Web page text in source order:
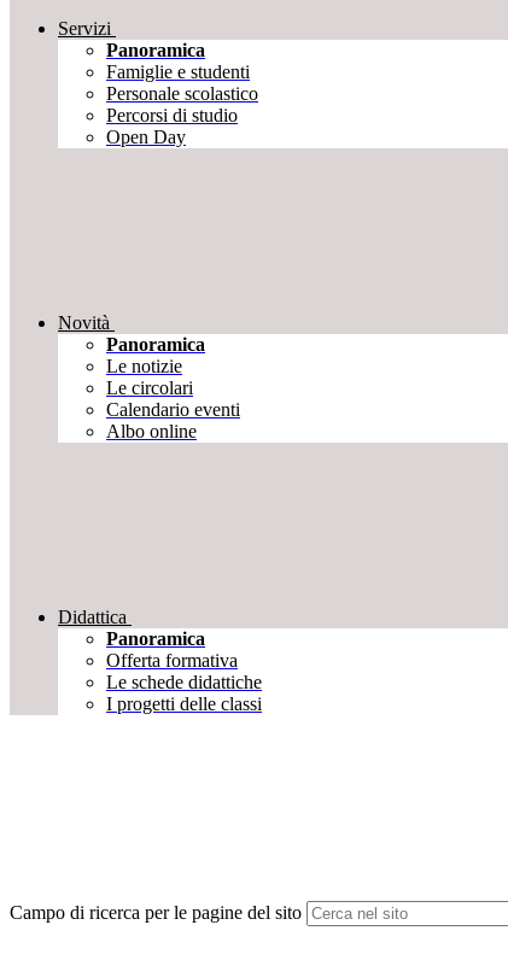
Servizi
Panoramica
Famiglie e studenti
Personale scolastico
Percorsi di studio
Open Day
Novità
Panoramica
Le notizie
Le circolari
Calendario eventi
Albo online
Didattica
Panoramica
Offerta formativa
Le schede didattiche
I progetti delle classi
Campo di ricerca per le pagine del sito